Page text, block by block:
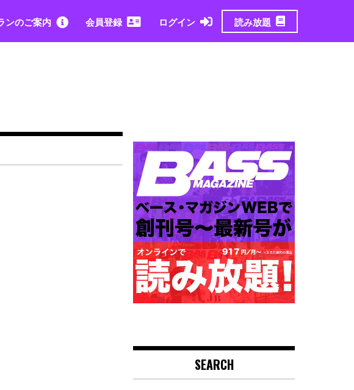
ンのご案内 会員登録 ログイン 読み放題
SEARCH